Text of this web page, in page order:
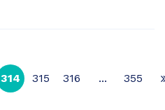
314 315 316 ... 355